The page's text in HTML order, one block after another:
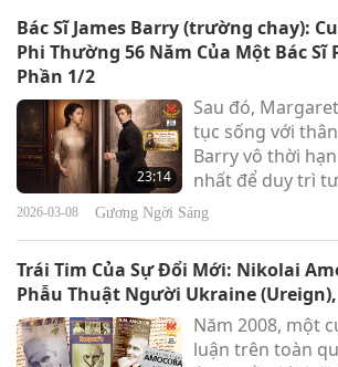
Bác Sĩ James Barry (trường chay):
Phi Thường 56 Năm Của Một Bác Sĩ
Phần 1/2
23:14
Sau đó,
tục sống với
Barry vô thời
nhất để duy trì
được chứng nhận.
2026-03-08 Gương Ngời Sáng
Trái Tim Của Sự Đổi Mới: Nikolai
Phẫu Thuật Người Ukraine
Năm 2008, một
luận trên toàn